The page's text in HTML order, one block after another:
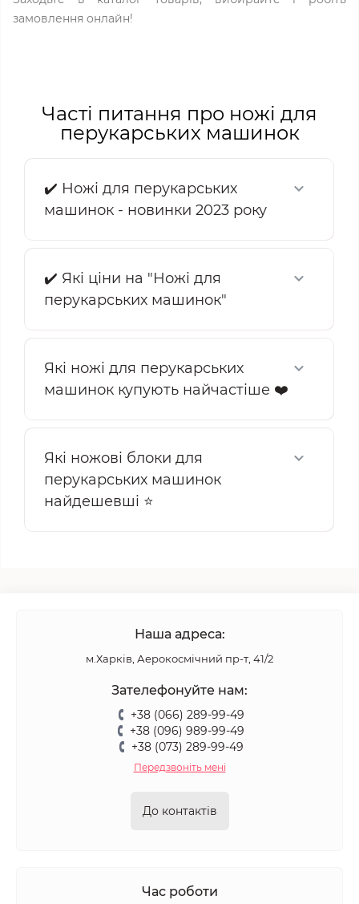
замовлення онлайн!
Часті питання про ножі для
перукарських машинок
✔️ Ножі для перукарських
машинок - новинки 2023 року
✔️ Які ціни на "Ножі для
перукарських машинок"
Які ножі для перукарських
машинок купують найчастіше ❤️
Які ножові блоки для
перукарських машинок
найдешевші ⭐
Наша адреса:
м.Харків, Аерокосмічний пр-т, 41/2
Зателефонуйте нам:
+38 (066) 289-99-49
+38 (096) 989-99-49
+38 (073) 289-99-49
Передзвоніть мені
До контактів
Час роботи